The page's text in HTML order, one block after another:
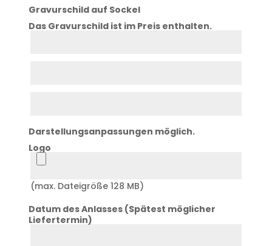
Gravurschild auf Sockel
Das Gravurschild ist im Preis enthalten.
Darstellungsanpassungen möglich.
Logo
Logo
(max. Dateigröße 128 MB)
Datum des Anlasses (Spätest möglicher
Liefertermin)